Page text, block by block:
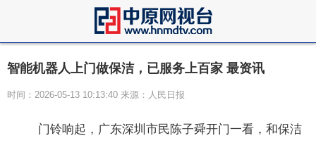
智能机器人上门做保洁，已服务上百家 最资讯
时间：2026-05-13 10:13:40 来源：人民日报
门铃响起，广东深圳市民陈子舜开门一看，和保洁